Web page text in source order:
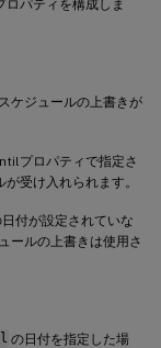
ロパティを構成しま
ケジュールの上書きが
プロパティで指定さ
受け入れられます。
付が設定されていな
ールの上書きは使用さ
の日付を指定した場